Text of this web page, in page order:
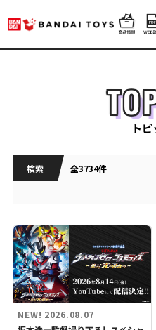
ト
検索 全3734件
NEW! 2026.08.07